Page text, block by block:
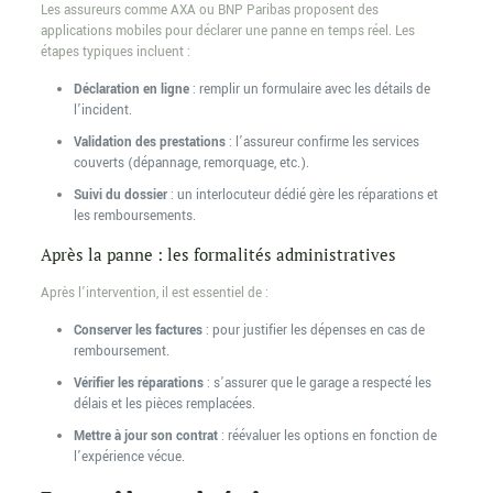
Les assureurs comme AXA ou BNP Paribas proposent des
applications mobiles pour déclarer une panne en temps réel. Les
étapes typiques incluent :
Déclaration en ligne: remplir un formulaire avec les détails de
l’incident.
Validation des prestations: l’assureur confirme les services
couverts (dépannage, remorquage, etc.).
Suivi du dossier: un interlocuteur dédié gère les réparations et
les remboursements.
Après la panne : les formalités administratives
Après l’intervention, il est essentiel de :
Conserver les factures: pour justifier les dépenses en cas de
remboursement.
Vérifier les réparations: s’assurer que le garage a respecté les
délais et les pièces remplacées.
Mettre à jour son contrat: réévaluer les options en fonction de
l’expérience vécue.